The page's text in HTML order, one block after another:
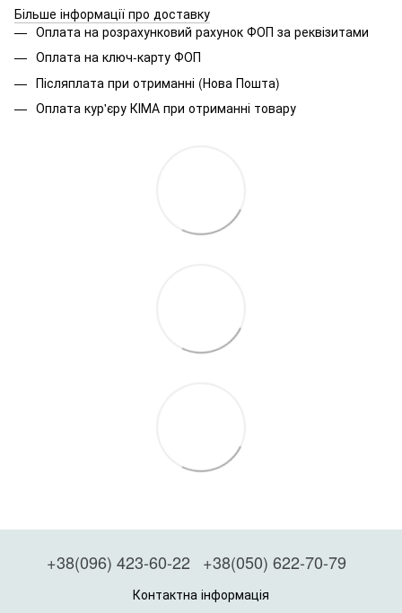
Більше інформації про доставку
Оплата на розрахунковий рахунок ФОП за реквізитами
Оплата на ключ-карту ФОП
Післяплата при отриманні (Нова Пошта)
Оплата кур'єру КІМА при отриманні товару
+38(096) 423-60-22 +38(050) 622-70-79
Контактна інформація